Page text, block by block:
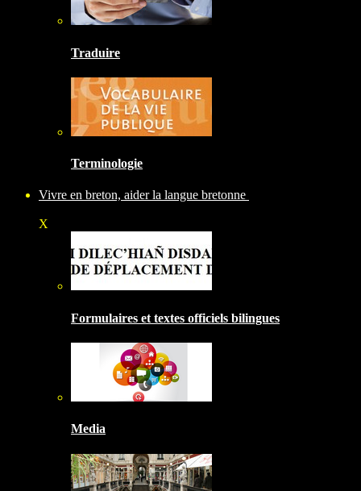
Traduire
Terminologie
Vivre en breton, aider la langue bretonne
X
Formulaires et textes officiels bilingues
Media